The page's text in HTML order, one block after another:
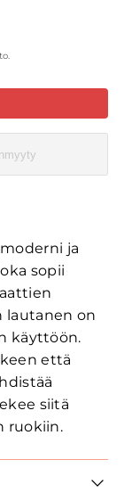
ja
sopii
lautanen on
käyttöön.
että
siitä
ruokiin.